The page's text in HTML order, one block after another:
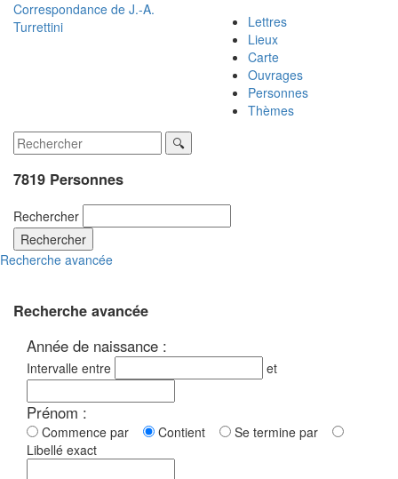
Correspondance de J.-A.
Turrettini
Lettres
Lieux
Carte
Ouvrages
Personnes
Thèmes
7819 Personnes
Rechercher
Rechercher
Recherche avancée
Recherche avancée
Année de naissance :
Intervalle entre et
Prénom :
Commence par Contient
Se termine par
Libellé exact